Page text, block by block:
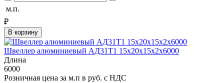
м.п.
₽
В корзину
Швеллер алюминиевый АД31Т1 15х20х15х2х6000
Длина
6000
Розничная цена за м.п в руб. с НДС